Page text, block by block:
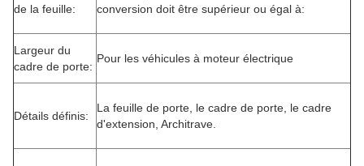
de la feuille:
conversion doit être supérieur ou égal à:
Largeur du
cadre de porte:
Pour les véhicules à moteur électrique
Détails définis:
La feuille de porte, le cadre de porte, le cadre
d'extension, Architrave.